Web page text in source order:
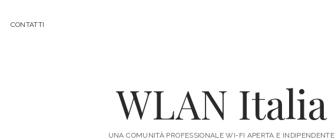
CONTATTI
WLAN Italia
UNA COMUNITÀ PROFESSIONALE WI-FI APERTA E INDIPENDENTE